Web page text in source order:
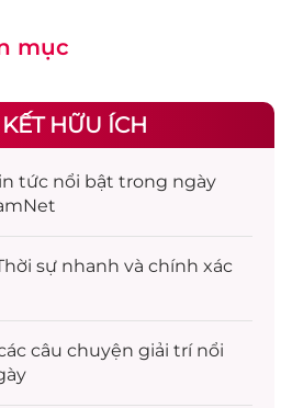
mục
HỮU ÍCH
tức nổi bật trong ngày
sự nhanh và chính xác
câu chuyện giải trínổi